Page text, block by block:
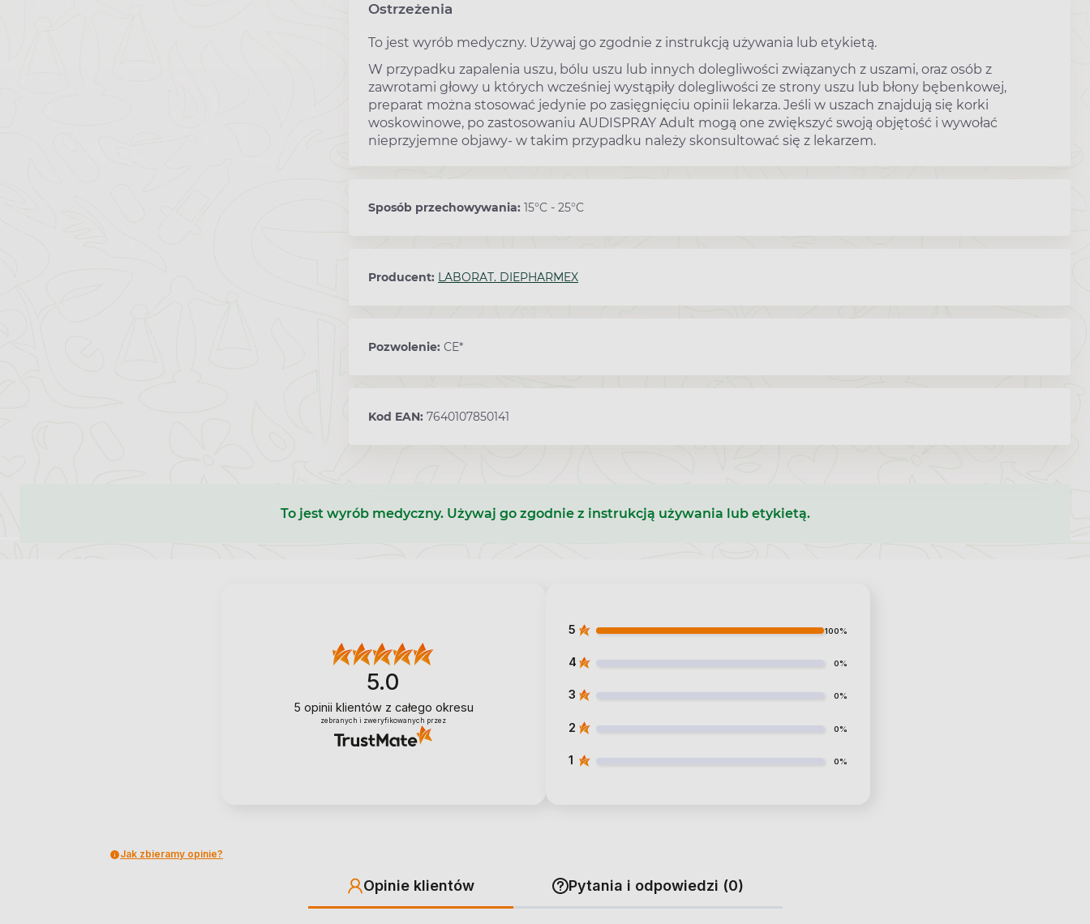
Ostrzeżenia
To jest wyrób medyczny. Używaj go zgodnie z instrukcją używania lub etykietą.
W przypadku zapalenia uszu, bólu uszu lub innych dolegliwości związanych z uszami, oraz osób z
zawrotami głowy u których wcześniej wystąpiły dolegliwości ze strony uszu lub błony bębenkowej,
preparat można stosować jedynie po zasięgnięciu opinii lekarza. Jeśli w uszach znajdują się korki
woskowinowe, po zastosowaniu AUDISPRAY Adult mogą one zwiększyć swoją objętość i wywołać
nieprzyjemne objawy- w takim przypadku należy skonsultować się z lekarzem.
Sposób przechowywania: 15°C - 25°C
Producent: LABORAT. DIEPHARMEX
Pozwolenie: CE*
Kod EAN: 7640107850141
To jest wyrób medyczny. Używaj go zgodnie z instrukcją używania lub etykietą.
5.0
5 opinii klientów z całego okresu
zebranych i zweryfikowanych przez
5 100%
4 0%
3 0%
2 0%
1 0%
Jak zbieramy opinie?
Opinie klientów Pytania i odpowiedzi (0)